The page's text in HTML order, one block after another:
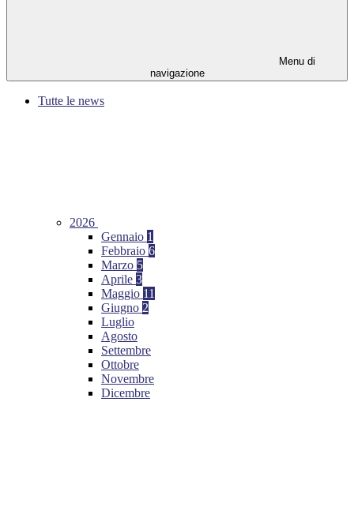
Menu di
navigazione
Tutte le news
2026
Gennaio 1
Febbraio 6
Marzo 5
Aprile 3
Maggio 11
Giugno 2
Luglio
Agosto
Settembre
Ottobre
Novembre
Dicembre